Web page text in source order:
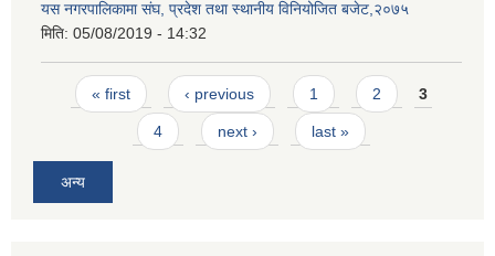
यस नगरपालिकामा संघ, प्रदेश तथा स्थानीय विनियोजित बजेट,२०७५
मिति: 05/08/2019 - 14:32
Pages
« first ‹ previous 1 2 3
4 next › last »
अन्य